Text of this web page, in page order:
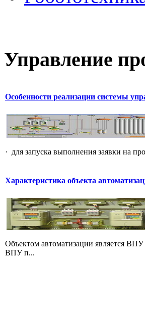
Управление
Особенности реализации системы
· для запуска выполнения заявки на
Характеристика объекта
Объектом автоматизации является
ВПУ п...